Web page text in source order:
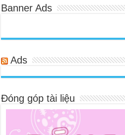
Banner Ads
Ads
Đóng góp tài liệu